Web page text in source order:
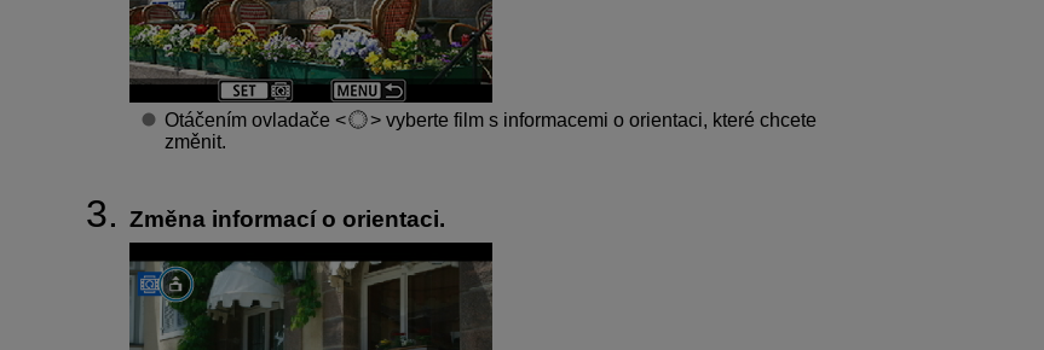
Otáčením ovladače
vyberte film s informacemi o orientaci, které chcete
změnit.
Změna informací o orientaci.